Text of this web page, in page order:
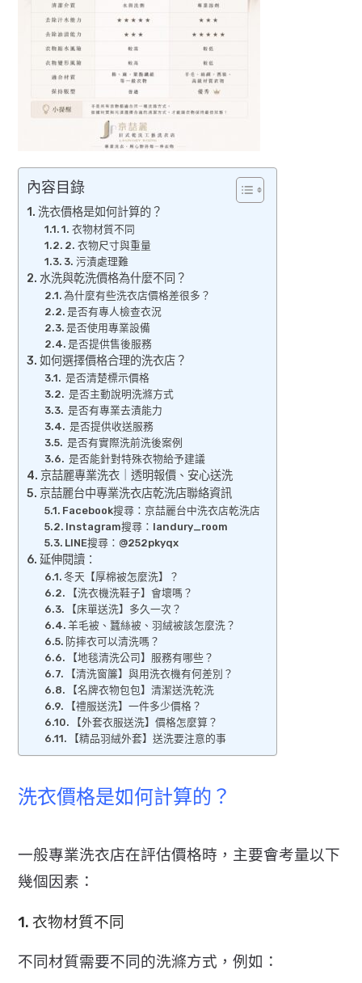
內容目錄
洗衣價格是如何計算的？
1. 衣物材質不同
2. 衣物尺寸與重量
3. 污漬處理難
水洗與乾洗價格為什麼不同？
為什麼有些洗衣店價格差很多？
是否有專人檢查衣況
是否使用專業設備
是否提供售後服務
如何選擇價格合理的洗衣店？
是否清楚標示價格
是否主動說明洗滌方式
是否有專業去漬能力
是否提供收送服務
是否有實際洗前洗後案例
是否能針對特殊衣物給予建議
京喆麗專業洗衣｜透明報價、安心送洗
京喆麗台中專業洗衣店乾洗店聯絡資訊
Facebook搜尋：京喆麗台中洗衣店乾洗店
Instagram搜尋：landury_room
LINE搜尋：@252pkyqx
延伸閱讀：
冬天【厚棉被怎麼洗】？
【洗衣機洗鞋子】會壞嗎？
【床單送洗】多久一次？
羊毛被、蠶絲被、羽絨被該怎麼洗？
防摔衣可以清洗嗎？
【地毯清洗公司】服務有哪些？
【清洗窗簾】與用洗衣機有何差別？
【名牌衣物包包】清潔送洗乾洗
【禮服送洗】一件多少價格？
【外套衣服送洗】價格怎麼算？
【精品羽絨外套】送洗要注意的事
洗衣價格是如何計算的？
一般專業洗衣店在評估價格時，主要會考量以下
幾個因素：
1. 衣物材質不同
不同材質需要不同的洗滌方式，例如：